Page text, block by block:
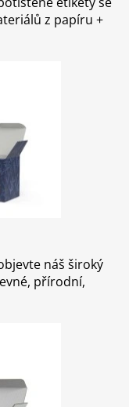
z papíru +
náš široký
přírodní,